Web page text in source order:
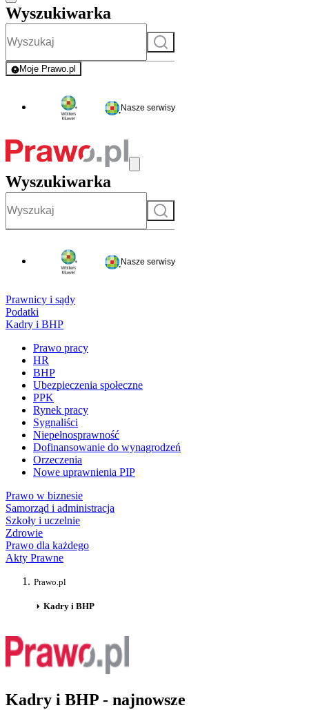
Wyszukiwarka
Szukaj
Moje Prawo.pl
- rejestracja i logowanie do serwisu
Nasze serwisy
Wyszukiwarka
Szukaj
Nasze serwisy
Prawnicy i sądy
Podatki
Kadry i BHP
Prawo pracy
HR
BHP
Ubezpieczenia społeczne
PPK
Rynek pracy
Sygnaliści
Niepełnosprawność
Dofinansowanie do wynagrodzeń
Orzeczenia
Nowe uprawnienia PIP
Prawo w biznesie
Samorząd i administracja
Szkoły i uczelnie
Zdrowie
Prawo dla każdego
Akty Prawne
Prawo.pl
Kadry i BHP
Kadry i BHP - najnowsze